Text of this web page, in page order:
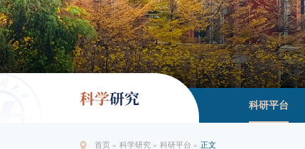
科学研究 科研平台
首页 » 科学研究 » 科研平台 » 正文